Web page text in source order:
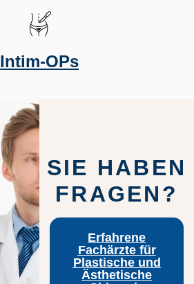
Intim-OPs
SIE HABEN
FRAGEN?
Erfahrene
Fachärzte für
Plastische und
Ästhetische